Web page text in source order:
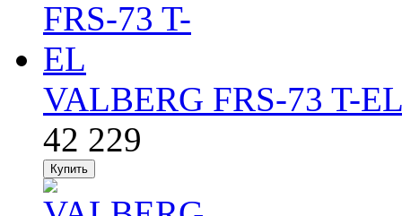
VALBERG FRS-73 T-
42 229